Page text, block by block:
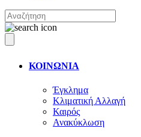
ΚΟΙΝΩΝΙΑ
Έγκλημα
Κλιματική Αλλαγή
Καιρός
Ανακύκλωση